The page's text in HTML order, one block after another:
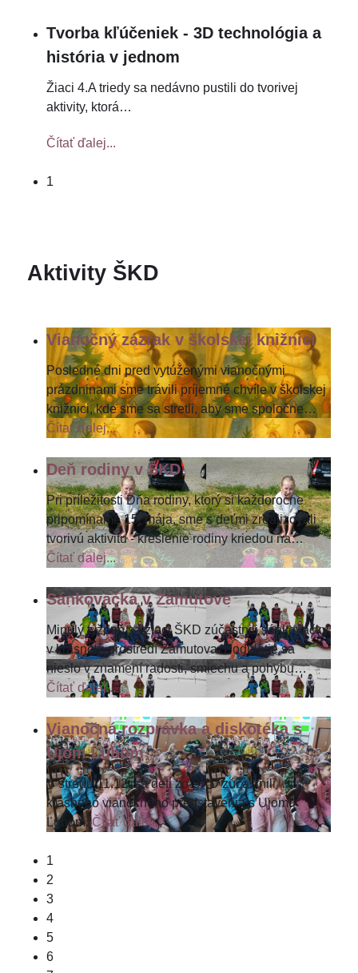
Tvorba kľúčeniek - 3D technológia a
história v jednom
Žiaci 4.A triedy sa nedávno pustili do tvorivej
aktivity, ktorá…
Čítať ďalej...
1
Aktivity ŠKD
Vianočný zázrak v školskej knižnici
Posledné dni pred vytúženými vianočnými
prázdninami sme trávili príjemné chvíle v školskej
knižnici, kde sme sa stretli, aby sme spoločne…
Čítať ďalej...
Deň rodiny v ŠKD
Pri príležitosti Dňa rodiny, ktorý si každoročne
pripomíname 15. mája, sme s deťmi zrealizovali
tvorivú aktivitu - kreslenie rodiny kriedou na…
Čítať ďalej...
Sánkovačka v Zámutove
Minulý týždeň sa žiaci ŠKD zúčastnili sánkovačky
v krásnom prostredí Zámutova. Podujatie sa
nieslo v znamení radosti, smiechu a pohybu…
Čítať ďalej...
Vianočná rozprávka a diskotéka s
Ujom Ľubom
V stredu 11.12. sa deti zo ŠKD zúčastnili
krásneho vianočného predstavenia s Ujom
Ľubom.Čítať ďalej...
1
2
3
4
5
6